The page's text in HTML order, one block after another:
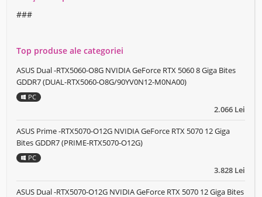
###
Top produse ale categoriei
2.066 Lei
ASUS Dual -RTX5060-O8G NVIDIA GeForce RTX 5060 8 Giga Bites
GDDR7 (DUAL-RTX5060-O8G/90YV0N12-M0NA00)
PC
3.828 Lei
ASUS Prime -RTX5070-O12G NVIDIA GeForce RTX 5070 12 Giga
Bites GDDR7 (PRIME-RTX5070-O12G)
PC
ASUS Dual -RTX5070-O12G NVIDIA GeForce RTX 5070 12 Giga Bites